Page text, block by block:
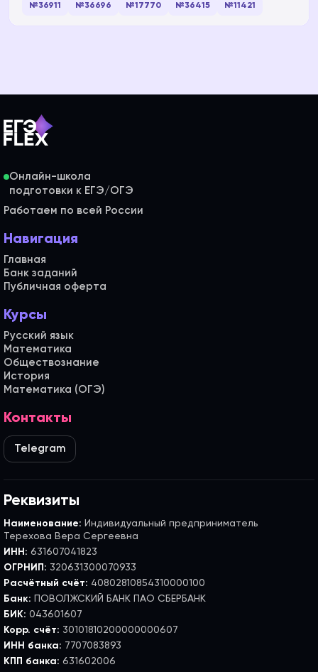
№36911 №36696 №17770 №36415 №11421
Онлайн-школа
Работаем по всей России
Навигация
Главная
Банк заданий
Публичная оферта
Курсы
Русский язык
Математика
Обществознание
История
Математика (ОГЭ)
Контакты
Telegram
Реквизиты
Наименование: Индивидуальный предприниматель
Терехова Вера Сергеевна
ИНН: 631607041823
ОГРНИП: 320631300070933
Расчётный счёт: 40802810854310000100
Банк: ПОВОЛЖСКИЙ БАНК ПАО СБЕРБАНК
БИК: 043601607
Корр. счёт: 30101810200000000607
ИНН банка: 7707083893
КПП банка: 631602006